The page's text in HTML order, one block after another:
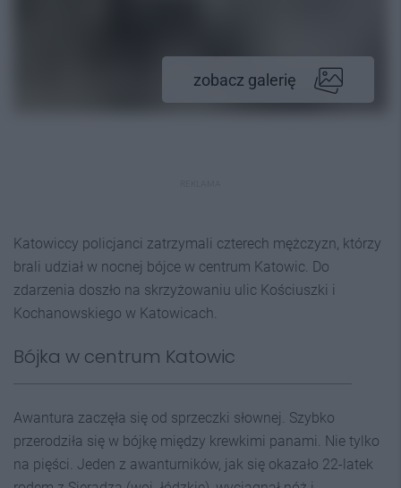
zobacz galerię
Katowiccy policjanci zatrzymali czterech mężczyzn, którzy
brali udział w nocnej bójce w centrum Katowic. Do
zdarzenia doszło na skrzyżowaniu ulic Kościuszki i
Kochanowskiego w Katowicach.
Bójka w centrum Katowic
Awantura zaczęła się od sprzeczki słownej. Szybko
przerodziła się w bójkę między krewkimi panami. Nie tylko
na pięści. Jeden z awanturników, jak się okazało 22-latek